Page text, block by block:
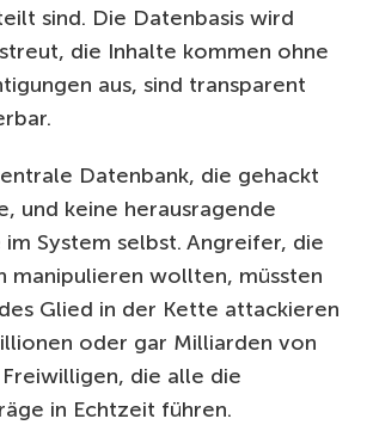
sind. Die Datenbasis wird
die Inhalte kommen ohne
aus, sind transparent
Datenbank, die gehackt
und keine herausragende
System selbst. Angreifer, die
manipulieren wollten, müssten
Glied in der Kette attackieren
oder gar Milliarden von
die alle die
in Echtzeit führen.